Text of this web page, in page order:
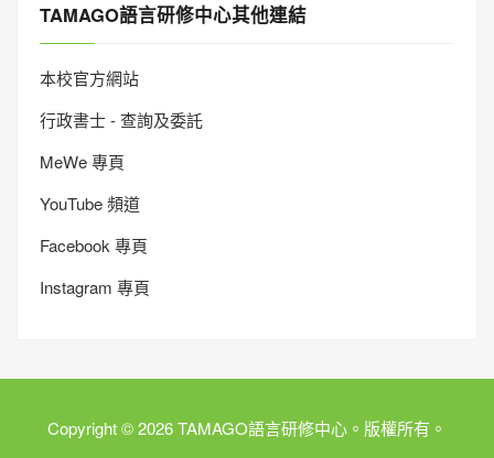
TAMAGO語言研修中心其他連結
本校官方網站
行政書士 - 查詢及委託
MeWe 專頁
YouTube 頻道
Facebook 專頁
Instagram 專頁
Copyright © 2026 TAMAGO語言研修中心。版權所有。